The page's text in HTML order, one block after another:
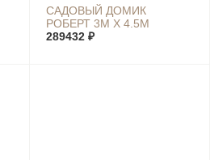
САДОВЫЙ ДОМИК
РОБЕРТ 3М Х 4.5М
289432 ₽